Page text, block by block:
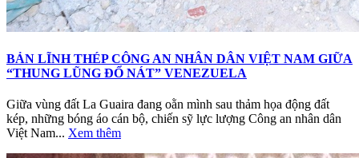
BẢN LĨNH THÉP CÔNG AN NHÂN DÂN VIỆT NAM GIỮA
“THUNG LŨNG ĐỔ NÁT” VENEZUELA
Giữa vùng đất La Guaira đang oằn mình sau thảm họa động đất
kép, những bóng áo cán bộ, chiến sỹ lực lượng Công an nhân dân
Việt Nam... Xem thêm